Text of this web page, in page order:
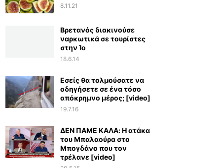
8.11.21
Βρετανός διακινούσε
ναρκωτικά σε τουρίστες
στην Ίο
18.6.14
Εσείς θα τολμούσατε να
οδηγήσετε σε ένα τόσο
απόκρημνο μέρος; [video]
19.7.16
ΔΕΝ ΠΑΜΕ ΚΑΛΑ: Η ατάκα
του Μπαλαούρα στο
Μπογδάνο που τον
τρέλανε [video]